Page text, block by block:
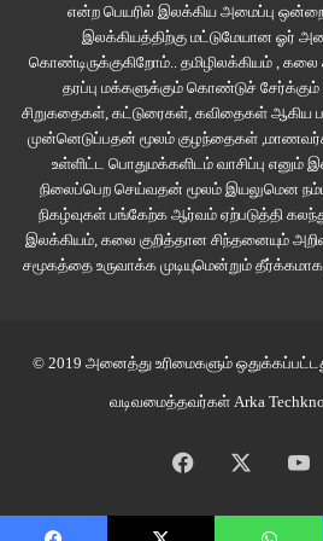
வந்தவர். இருவரும் தேங்காய் நார்
மூன்றாவது நபர்கள் என்பது போல அவர்
வேண்டும்.
சங்கு சத்திரம் என்ற இந்தக்
வயற்காடுகள் பிளாட் போட்டு ஓர்
ஆகிக்கொண்டிருந்தது. ஆங்காங்கே
அதிகமில்லை. கூட்டி வந்தவரின்
நாங்கள் ஒருவேளை அவருடைய
தேங்காய் நார் அலாவுதீனை திரும்ப
போக்குவரத்தைப் பயன்படுத்துவது எனக்
“தம்பி வந்துட்டோம்” என்றார். அதே நேரத்தில்
பதற்றமானர். பேசிமுடித்துவிட்டு
என்ற பெயரில் இலக்கிய அமைப்பு ஒன்றை,
இலக்கியத்திற்கு மட்டுமேயான ஓர்
கொண்டிருக்குகிறோம்.. தமிழிலக்கியம் ,
தரப்பு மக்களுக்கும் கொண்டுச்
சிறுகதைகள், கட்டுரைகள், கவிதைகள் ஆகிய
முன்னெடுப்பதன் மூலம் குழந்தைகள்
உள்ளிட்ட பொதுமக்களிடம் வாசிப்பு
நிலைப்பெற செய்வதன் மூலம் இயலுமென
நிகழ்வுகள் பங்கேற்க ஆர்வம் ஏற்படுத்தி
இலக்கியம், கலை குறித்தான சிந்தனையும்
சமூகத்தை உருவாக்க முடியுமென்றும் தீர்க்கமாக
© 2019 அனைத்து உரிமைகளும்
வடிவமைத்தவர்கள் Arka
Facebook